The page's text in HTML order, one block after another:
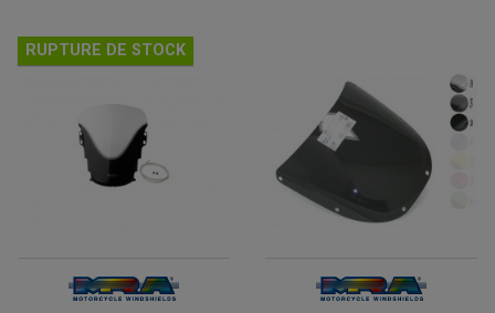
ACCESSOIRE MOTO HONDA
ACCESSOIRE MOTO HUSQVARNA
ACCESSOIRE MOTO MV AGUSTA
ACCESSOIRE MOTO SUZUKI
ACCESSOIRE MOTO TRIUMPH
ACCESSOIRE MOTO YAMAHA
CROISILLONS DE CARDAN
KIT CHAÎNE QUAD
DÉCO MOTO CROSS ET ENDURO
KIT DÉCO
RUPTURE DE STOCK